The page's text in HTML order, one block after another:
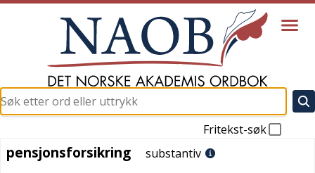
Fritekst-søk
pensjonsforsikring
pensjonsforsikring substantiv